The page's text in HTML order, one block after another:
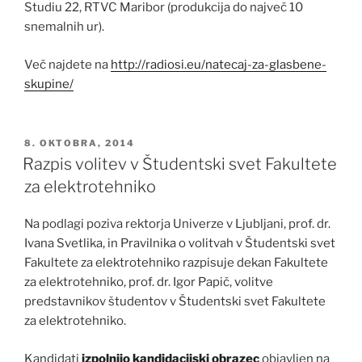
Studiu 22, RTVC Maribor (produkcija do največ 10
snemalnih ur).
Več najdete na http://radiosi.eu/natecaj-za-glasbene-
skupine/
OBJAVLJENO
DNE
8. OKTOBRA, 2014
Razpis volitev v Študentski svet Fakultete
za elektrotehniko
Na podlagi poziva rektorja Univerze v Ljubljani, prof. dr.
Ivana Svetlika, in Pravilnika o volitvah v Študentski svet
Fakultete za elektrotehniko razpisuje dekan Fakultete
za elektrotehniko, prof. dr. Igor Papič, volitve
predstavnikov študentov v Študentski svet Fakultete
za elektrotehniko.
Kandidati izpolnijo kandidacijski obrazecobjavljen na